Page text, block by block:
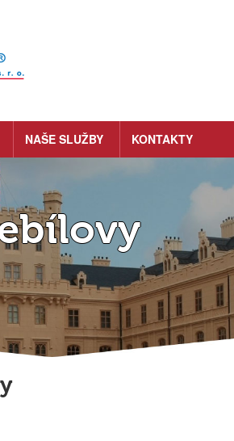
NAŠE SLUŽBY KONTAKTY